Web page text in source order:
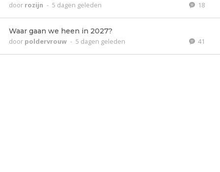
door rozijn - 5 dagen geleden 18
Waar gaan we heen in 2027?
door poldervrouw - 5 dagen geleden 41